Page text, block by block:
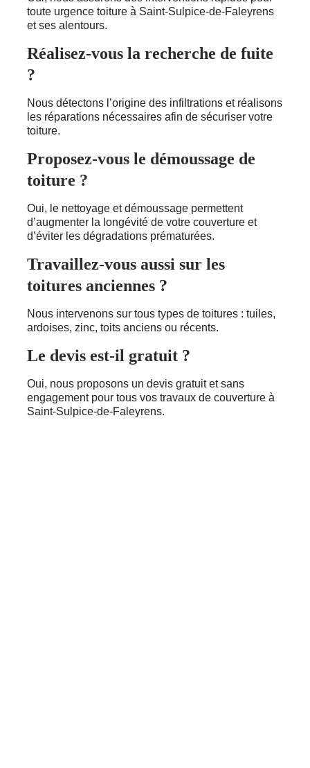
toute urgence toiture à Saint-Sulpice-de-Faleyrens
et ses alentours.
Réalisez-vous la recherche de fuite
?
Nous détectons l’origine des infiltrations et réalisons
les réparations nécessaires afin de sécuriser votre
toiture.
Proposez-vous le démoussage de
toiture ?
Oui, le nettoyage et démoussage permettent
d’augmenter la longévité de votre couverture et
d’éviter les dégradations prématurées.
Travaillez-vous aussi sur les
toitures anciennes ?
Nous intervenons sur tous types de toitures : tuiles,
ardoises, zinc, toits anciens ou récents.
Le devis est-il gratuit ?
Oui, nous proposons un devis gratuit et sans
engagement pour tous vos travaux de couverture à
Saint-Sulpice-de-Faleyrens.